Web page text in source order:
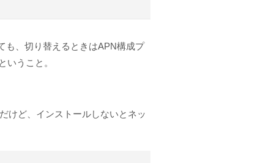
も、切り替えるときはAPN構成プ
いうこと。
けど、インストールしないとネッ